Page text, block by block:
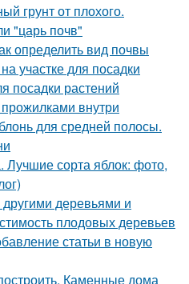
грунт от плохого.
"царь почв"
определить вид почвы
участке для посадки
посадки растений
внутри
для средней полосы.
Лучшие сорта яблок: фото,
деревьями и
плодовых деревьев
статьи в новую
Каменные дома